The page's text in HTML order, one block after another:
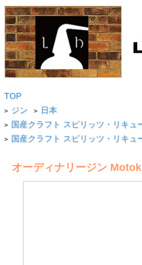
TOP
> ジン > 日本
> 国産クラフト スピリッツ・リキュ
> 国産クラフト スピリッツ・リキュ
オーディナリージン